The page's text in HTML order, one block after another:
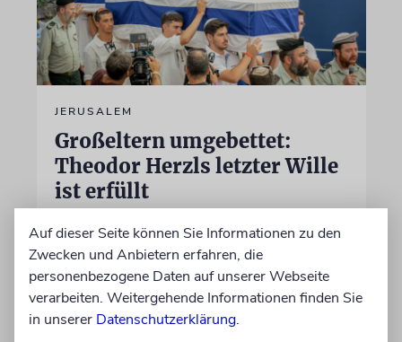
JERUSALEM
Großeltern umgebettet:
Theodor Herzls letzter Wille
ist erfüllt
Die Überreste von Schimon und Rikva Herzl,
Vorfahren väterlicherseits des Zionismus-
Begründers und prägende Gestalten in
Theodor Herzls Jugend, wurden von Serbien
nach Israel überführt und auf dem Herzlberg
beigesetzt
Auf dieser Seite können Sie Informationen zu den
Zwecken und Anbietern erfahren, die
personenbezogene Daten auf unserer Webseite
verarbeiten. Weitergehende Informationen finden Sie
in unserer Datenschutzerklärung.